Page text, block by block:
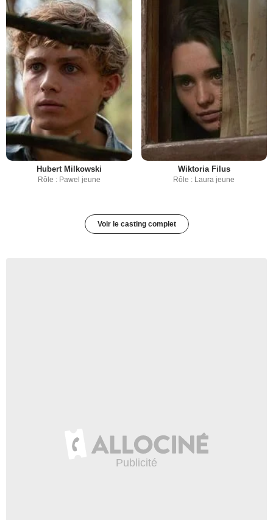
Hubert Milkowski
Rôle : Pawel jeune
Wiktoria Filus
Rôle : Laura jeune
Voir le casting complet